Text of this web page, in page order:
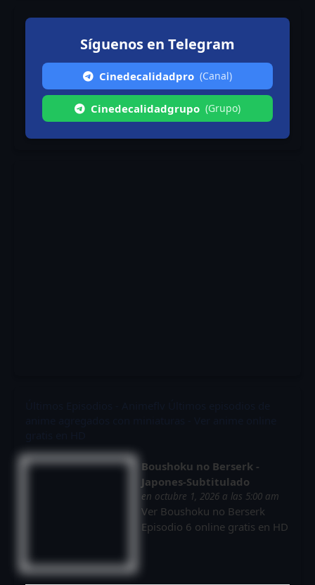
Síguenos en Telegram
Cinedecalidadpro (Canal)
Cinedecalidadgrupo (Grupo)
Boushoku no Berserk -
Japones-Subtitulado
en octubre 1, 2026 a las 5:00 am
Ver Boushoku no Berserk
Episodio 6 online gratis en HD